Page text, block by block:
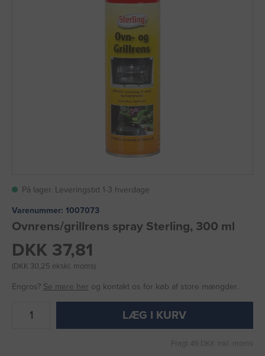
På lager. Leveringstid 1-3 hverdage
Varenummer: 1007073
Ovnrens/grillrens spray Sterling, 300 ml
DKK 37,81
(DKK 30,25 ekskl. moms)
Engros? Se mere her og kontakt os for køb af store mængder.
LÆG I KURV
Fragt 49 DKK inkl. moms